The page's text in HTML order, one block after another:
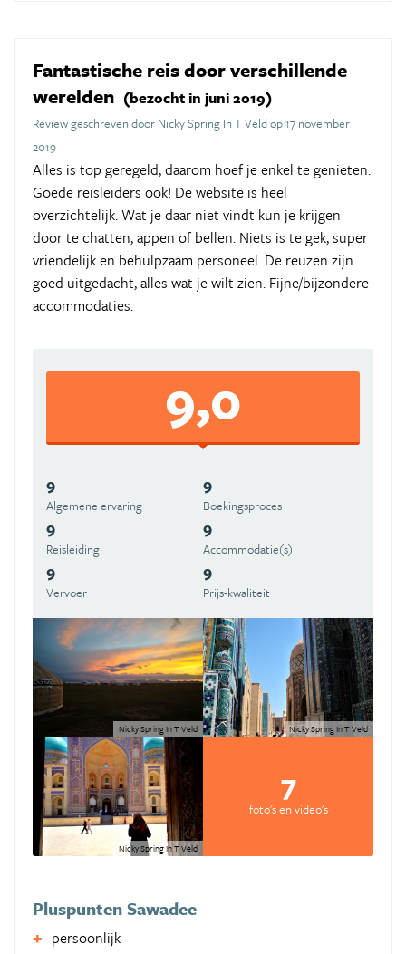
Fantastische reis door verschillende
werelden (bezocht in juni 2019)
Review geschreven door Nicky Spring In T Veld op 17 november
2019
Alles is top geregeld, daarom hoef je enkel te genieten.
Goede reisleiders ook! De website is heel
overzichtelijk. Wat je daar niet vindt kun je krijgen
door te chatten, appen of bellen. Niets is te gek, super
vriendelijk en behulpzaam personeel. De reuzen zijn
goed uitgedacht, alles wat je wilt zien. Fijne/bijzondere
accommodaties.
9,0
9
Algemene ervaring
9
Boekingsproces
9
Reisleiding
9
Accommodatie(s)
9
Vervoer
9
Prijs-kwaliteit
Nicky Spring In T Veld Nicky Spring In T Veld
Nicky Spring In T Veld
7
foto's en video's
Pluspunten Sawadee
persoonlijk